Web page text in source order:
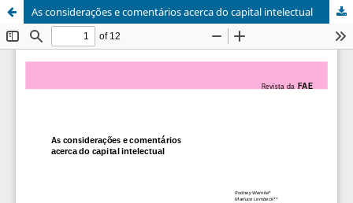
As considerações e comentários acerca do capital intelectual